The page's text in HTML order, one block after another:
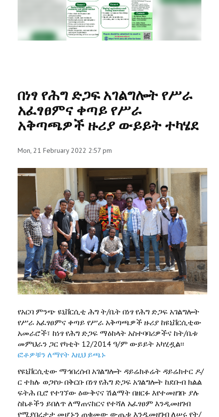
REGISTRAR
PARTNERSHIP
በነፃ የሕግ ድጋፍ አገልግሎት የሥራ
አፈፃፀምና ቀጣይ የሥራ
አቅጣጫዎች ዙሪያ ውይይት ተካሄደ
Mon, 21 February 2022 2:57 pm
የአርባ ምንጭ ዩኒቨርሲቲ ሕግ ት/ቤት በነፃ የሕግ ድጋፍ አገልግሎት
የሥራ አፈፃፀምና ቀጣይ የሥራ አቅጣጫዎች ዙሪያ ከዩኒቨርሲቲው
አመራሮች፣ ከነፃ የሕግ ድጋፍ ማዕከላት አስተባባሪዎችና ከት/ቤቱ
መምህራን ጋር የካቲት 12/2014 ዓ/ም ውይይት አካሂዷል፡፡
ፎቶዎቹን ለማየት እዚህ ይጫኑ
የዩኒቨርሲቲው ማኅበረሰብ አገልግሎት ዳይሬክቶሬት ዳይሬክተር ዶ/
ር ተክሉ ወጋየሁ በቅርቡ በነፃ የሕግ ድጋፍ አገልግሎት ከደቡብ ክልል
ፍትሕ ቢሮ የተገኘው ዕውቅናና ሽልማት በዘርፉ እየተመዘገቡ ያሉ
ስኬቶችን ይበለጥ ለማጠናከርና የተሻለ አፈፃፀም እንዲመዘገብ
የሚያበረታታ መሆኑን ጠቁመው ውጤቱ እንዲመዘገብ ለሠሩ የት/